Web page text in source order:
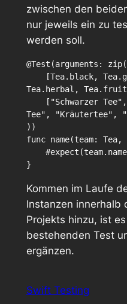
zwischen den
nur jeweils ein zu
werden soll.
@Test(arguments: zip(
Tea.herbal,
Tee", "Kräutertee",
))
func name(team:
}
Kommen im Laufe
Instanzen innerhalb
Projekts hinzu, ist
bestehenden Test
ergänzen.
Swift Testing